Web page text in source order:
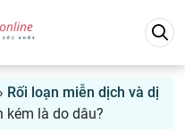
Rối loạn miễn dịch và dị
kém là do dâu?